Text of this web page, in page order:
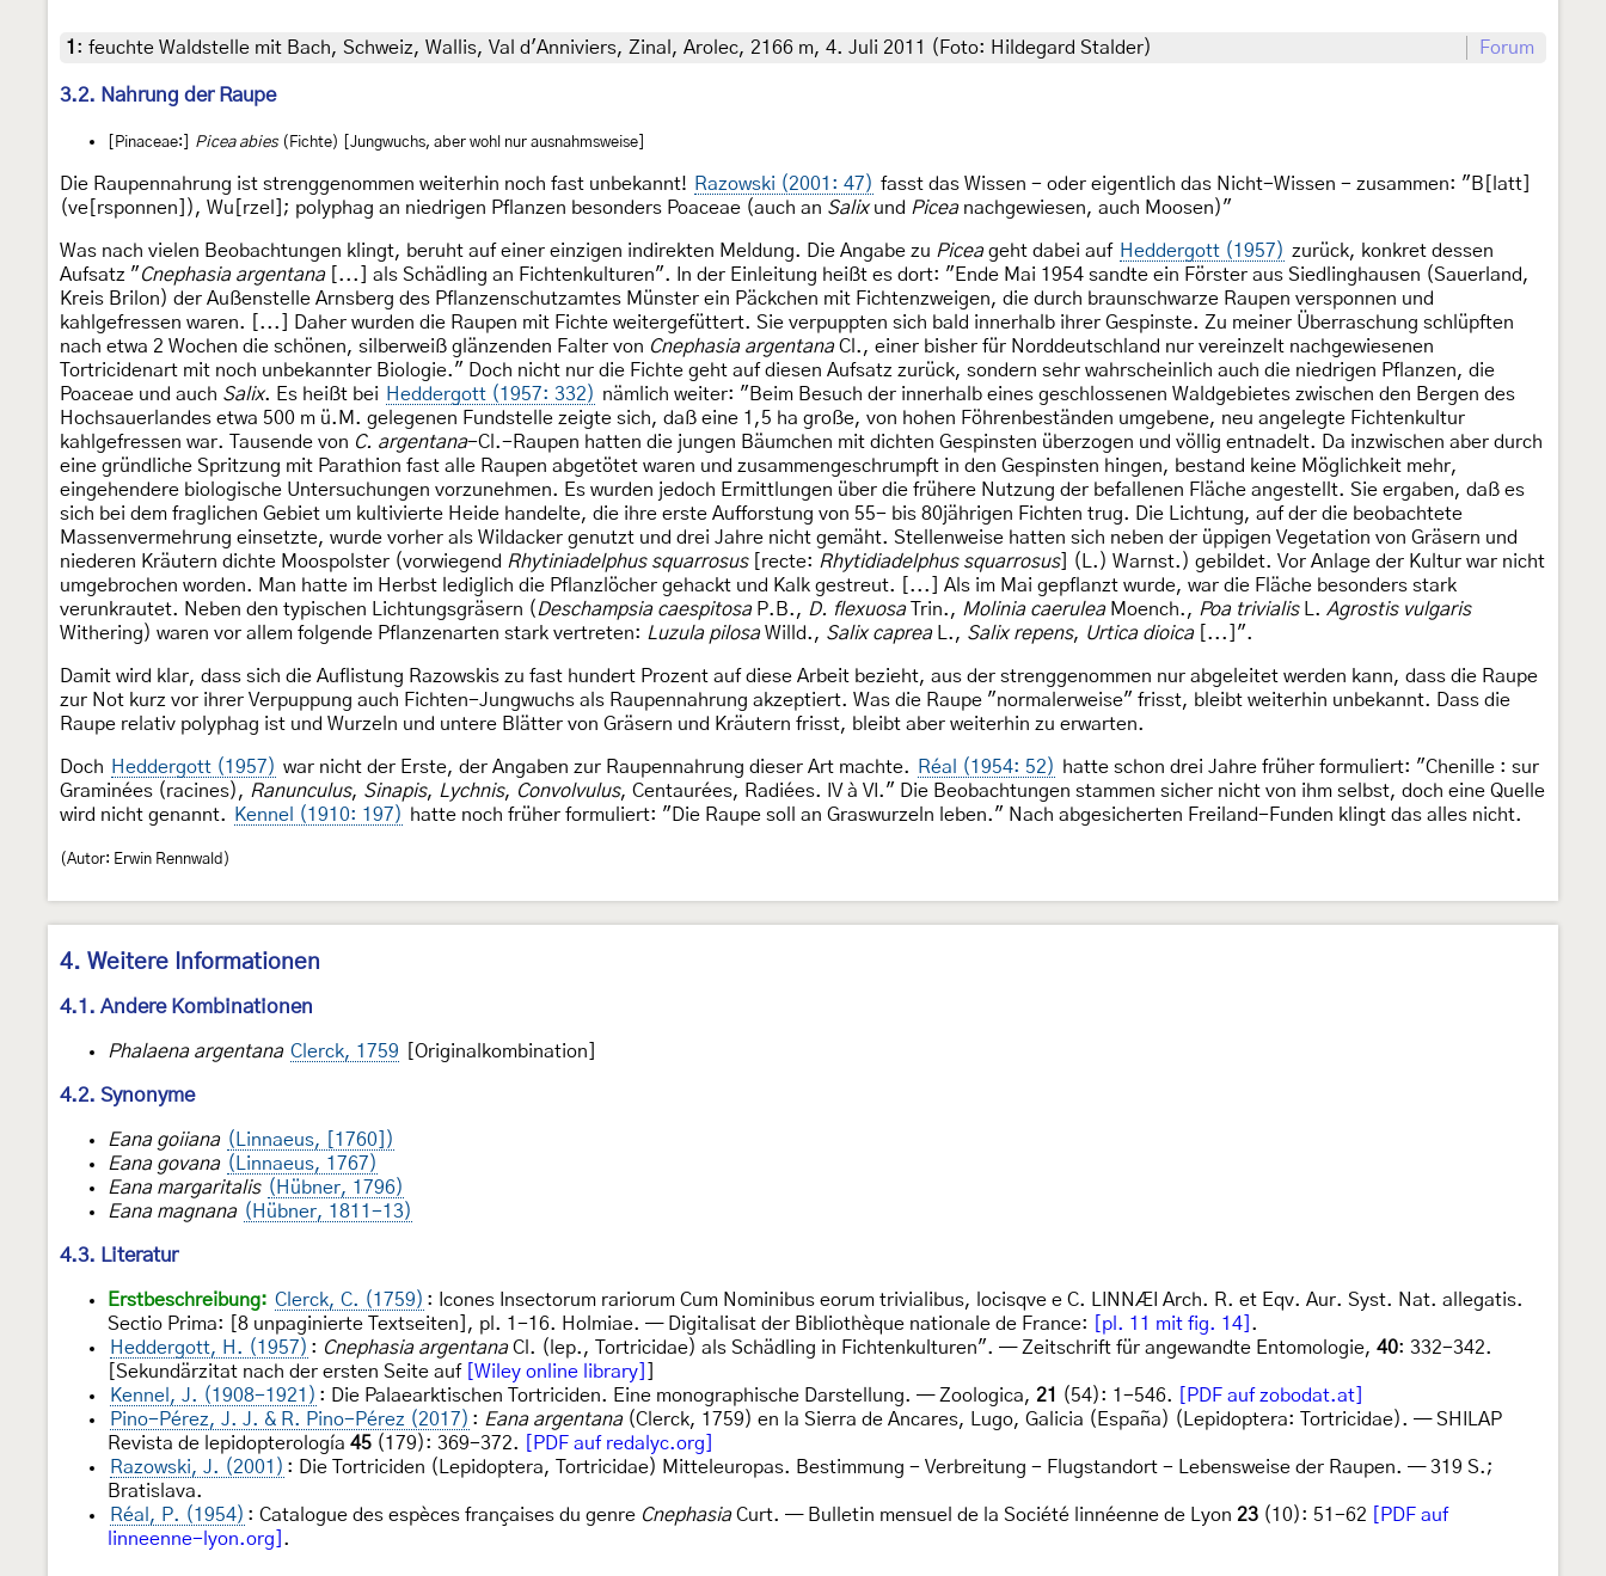
1 : feuchte Waldstelle mit Bach, Schweiz, Wallis, Val d'Anniviers, Zinal, Arolec, 2166 m, 4. Juli 2011 (Foto: Hildegard Stalder) Forum
3.2. Nahrung der Raupe
[Pinaceae:] Picea abies(Fichte) [Jungwuchs, aber wohl nur ausnahmsweise]
Die Raupennahrung ist strenggenommen weiterhin noch fast unbekannt! Razowski (2001: 47) fasst das Wissen - oder eigentlich das Nicht-Wissen - zusammen: "B[latt]
(ve[rsponnen]), Wu[rzel]; polyphag an niedrigen Pflanzen besonders Poaceae (auch an Salixund Piceanachgewiesen, auch Moosen)"
Was nach vielen Beobachtungen klingt, beruht auf einer einzigen indirekten Meldung. Die Angabe zu Piceageht dabei auf Heddergott (1957) zurück, konkret dessen
Aufsatz "Cnephasia argentana[...] als Schädling an Fichtenkulturen". In der Einleitung heißt es dort: "Ende Mai 1954 sandte ein Förster aus Siedlinghausen (Sauerland,
Kreis Brilon) der Außenstelle Arnsberg des Pflanzenschutzamtes Münster ein Päckchen mit Fichtenzweigen, die durch braunschwarze Raupen versponnen und
kahlgefressen waren. [...] Daher wurden die Raupen mit Fichte weitergefüttert. Sie verpuppten sich bald innerhalb ihrer Gespinste. Zu meiner Überraschung schlüpften
nach etwa 2 Wochen die schönen, silberweiß glänzenden Falter von Cnephasia argentanaCl., einer bisher für Norddeutschland nur vereinzelt nachgewiesenen
Tortricidenart mit noch unbekannter Biologie." Doch nicht nur die Fichte geht auf diesen Aufsatz zurück, sondern sehr wahrscheinlich auch die niedrigen Pflanzen, die
Poaceae und auch Salix. Es heißt bei Heddergott (1957: 332) nämlich weiter: "Beim Besuch der innerhalb eines geschlossenen Waldgebietes zwischen den Bergen des
Hochsauerlandes etwa 500 m ü.M. gelegenen Fundstelle zeigte sich, daß eine 1,5 ha große, von hohen Föhrenbeständen umgebene, neu angelegte Fichtenkultur
kahlgefressen war. Tausende von C. argentana-Cl.-Raupen hatten die jungen Bäumchen mit dichten Gespinsten überzogen und völlig entnadelt. Da inzwischen aber durch
eine gründliche Spritzung mit Parathion fast alle Raupen abgetötet waren und zusammengeschrumpft in den Gespinsten hingen, bestand keine Möglichkeit mehr,
eingehendere biologische Untersuchungen vorzunehmen. Es wurden jedoch Ermittlungen über die frühere Nutzung der befallenen Fläche angestellt. Sie ergaben, daß es
sich bei dem fraglichen Gebiet um kultivierte Heide handelte, die ihre erste Aufforstung von 55- bis 80jährigen Fichten trug. Die Lichtung, auf der die beobachtete
Massenvermehrung einsetzte, wurde vorher als Wildacker genutzt und drei Jahre nicht gemäht. Stellenweise hatten sich neben der üppigen Vegetation von Gräsern und
niederen Kräutern dichte Moospolster (vorwiegend Rhytiniadelphus squarrosus[recte: Rhytidiadelphus squarrosus] (L.) Warnst.) gebildet. Vor Anlage der Kultur war nicht
umgebrochen worden. Man hatte im Herbst lediglich die Pflanzlöcher gehackt und Kalk gestreut. [...] Als im Mai gepflanzt wurde, war die Fläche besonders stark
verunkrautet. Neben den typischen Lichtungsgräsern ( Deschampsia caespitosaP.B., D. flexuosaTrin., Molinia caeruleaMoench., Poa trivialisL. Agrostis vulgaris
Withering) waren vor allem folgende Pflanzenarten stark vertreten: Luzula pilosaWilld., Salix capreaL., Salix repens, Urtica dioica[...]".
Damit wird klar, dass sich die Auflistung Razowskis zu fast hundert Prozent auf diese Arbeit bezieht, aus der strenggenommen nur abgeleitet werden kann, dass die Raupe
zur Not kurz vor ihrer Verpuppung auch Fichten-Jungwuchs als Raupennahrung akzeptiert. Was die Raupe "normalerweise" frisst, bleibt weiterhin unbekannt. Dass die
Raupe relativ polyphag ist und Wurzeln und untere Blätter von Gräsern und Kräutern frisst, bleibt aber weiterhin zu erwarten.
Doch Heddergott (1957) war nicht der Erste, der Angaben zur Raupennahrung dieser Art machte. Réal (1954: 52) hatte schon drei Jahre früher formuliert: "Chenille : sur
Graminées (racines), Ranunculus, Sinapis, Lychnis, Convolvulus, Centaurées, Radiées. IV à VI." Die Beobachtungen stammen sicher nicht von ihm selbst, doch eine Quelle
wird nicht genannt.
Kennel (1910: 197) hatte noch früher formuliert: "Die Raupe soll an Graswurzeln leben." Nach abgesicherten Freiland-Funden klingt das alles nicht.
(Autor: Erwin Rennwald)
4. Weitere Informationen
4.1. Andere Kombinationen
Phalaena argentana Clerck, 1759 [Originalkombination]
4.2. Synonyme
Eana goiiana (Linnaeus, [1760])
Eana govana (Linnaeus, 1767)
Eana margaritalis (Hübner, 1796)
Eana magnana (Hübner, 1811-13)
4.3. Literatur
Erstbeschreibung: Clerck, C. (1759) : Icones Insectorum rariorum Cum Nominibus eorum trivialibus, locisqve e C. LINNÆI Arch. R. et Eqv. Aur. Syst. Nat. allegatis.
Sectio Prima: [8 unpaginierte Textseiten], pl. 1-16. Holmiae. — Digitalisat der Bibliothèque nationale de France:
[pl. 11 mit fig. 14] .
Heddergott, H. (1957) : Cnephasia argentanaCl. (lep., Tortricidae) als Schädling in Fichtenkulturen". — Zeitschrift für angewandte Entomologie, 40: 332-342.
[Sekundärzitat nach der ersten Seite auf
[Wiley online library]
Kennel, J. (1908-1921) : Die Palaearktischen Tortriciden. Eine monographische Darstellung. — Zoologica, 21 (54): 1-546.
[PDF auf zobodat.at]
Pino-Pérez, J. J. & R. Pino-Pérez (2017) : Eana argentana(Clerck, 1759) en la Sierra de Ancares, Lugo, Galicia (España) (Lepidoptera: Tortricidae). — SHILAP
Revista de lepidopterología 45 (179): 369-372.
[PDF auf redalyc.org]
Razowski, J. (2001) : Die Tortriciden (Lepidoptera, Tortricidae) Mitteleuropas. Bestimmung - Verbreitung - Flugstandort - Lebensweise der Raupen. — 319 S.;
Bratislava.
Réal, P. (1954) : Catalogue des espèces françaises du genre CnephasiaCurt. — Bulletin mensuel de la Société linnéenne de Lyon 23 (10): 51-62
[PDF auf
linneenne-lyon.org] .